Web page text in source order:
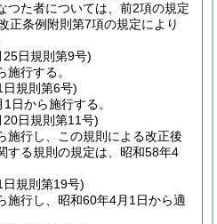
つた者については、前2項の規定
正条例附則第7項の規定により
25日規則第9号)
施行する。
日規則第6号)
日から施行する。
20日規則第11号)
施行し、この規則による改正後
する規則の規定は、昭和58年4
日規則第19号)
施行し、昭和60年4月1日から適